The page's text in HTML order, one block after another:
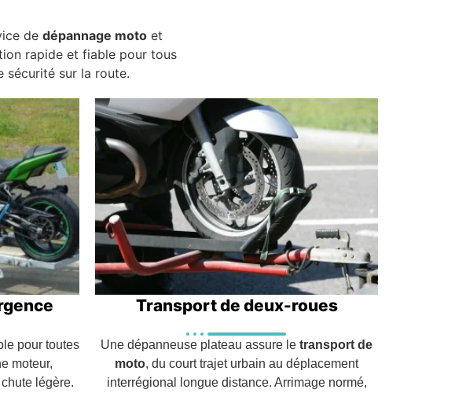
de dépannage motoet
rapide et fiable pour tous
sécurité sur la route.
pour toutes
moteur,
légère.
Transport de deux-roues
Une dépanneuse plateau assure le transport de
moto, du court trajet urbain au déplacement
interrégional longue distance. Arrimage normé,